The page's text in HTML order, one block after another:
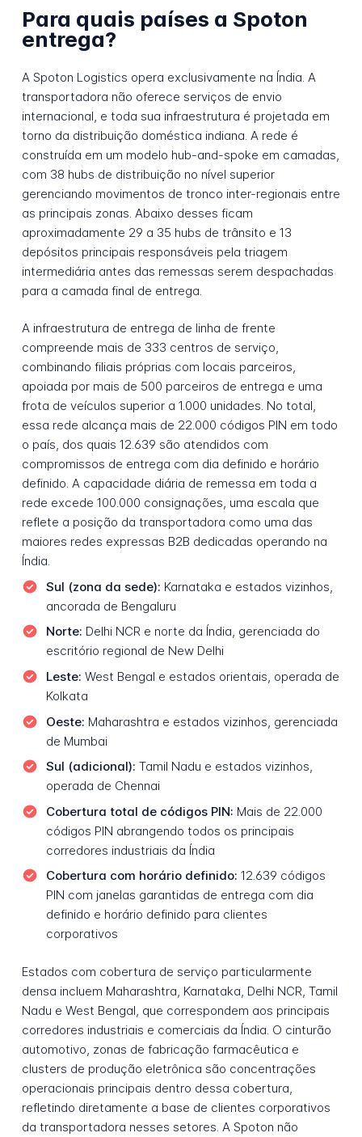
Para quais países a Spoton
entrega?
A Spoton Logistics opera exclusivamente na Índia. A
transportadora não oferece serviços de envio
internacional, e toda sua infraestrutura é projetada em
torno da distribuição doméstica indiana. A rede é
construída em um modelo hub-and-spoke em camadas,
com 38 hubs de distribuição no nível superior
gerenciando movimentos de tronco inter-regionais entre
as principais zonas. Abaixo desses ficam
aproximadamente 29 a 35 hubs de trânsito e 13
depósitos principais responsáveis pela triagem
intermediária antes das remessas serem despachadas
para a camada final de entrega.
A infraestrutura de entrega de linha de frente
compreende mais de 333 centros de serviço,
combinando filiais próprias com locais parceiros,
apoiada por mais de 500 parceiros de entrega e uma
frota de veículos superior a 1.000 unidades. No total,
essa rede alcança mais de 22.000 códigos PIN em todo
o país, dos quais 12.639 são atendidos com
compromissos de entrega com dia definido e horário
definido. A capacidade diária de remessa em toda a
rede excede 100.000 consignações, uma escala que
reflete a posição da transportadora como uma das
maiores redes expressas B2B dedicadas operando na
Índia.
Sul (zona da sede): Karnataka e estados vizinhos,
ancorada de Bengaluru
Norte: Delhi NCR e norte da Índia, gerenciada do
escritório regional de New Delhi
Leste: West Bengal e estados orientais, operada de
Kolkata
Oeste: Maharashtra e estados vizinhos, gerenciada
de Mumbai
Sul (adicional): Tamil Nadu e estados vizinhos,
operada de Chennai
Cobertura total de códigos PIN: Mais de 22.000
códigos PIN abrangendo todos os principais
corredores industriais da Índia
Cobertura com horário definido: 12.639 códigos
PIN com janelas garantidas de entrega com dia
definido e horário definido para clientes
corporativos
Estados com cobertura de serviço particularmente
densa incluem Maharashtra, Karnataka, Delhi NCR, Tamil
Nadu e West Bengal, que correspondem aos principais
corredores industriais e comerciais da Índia. O cinturão
automotivo, zonas de fabricação farmacêutica e
clusters de produção eletrônica são concentrações
operacionais principais dentro dessa cobertura,
refletindo diretamente a base de clientes corporativos
da transportadora nesses setores. A Spoton não